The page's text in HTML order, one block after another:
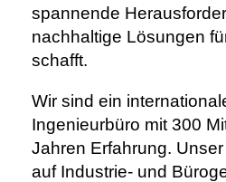
spannende
nachhaltige Lösungen
schafft.
Wir sind ein
Ingenieurbüro mit 300
Jahren Erfahrung.
auf Industrie- und